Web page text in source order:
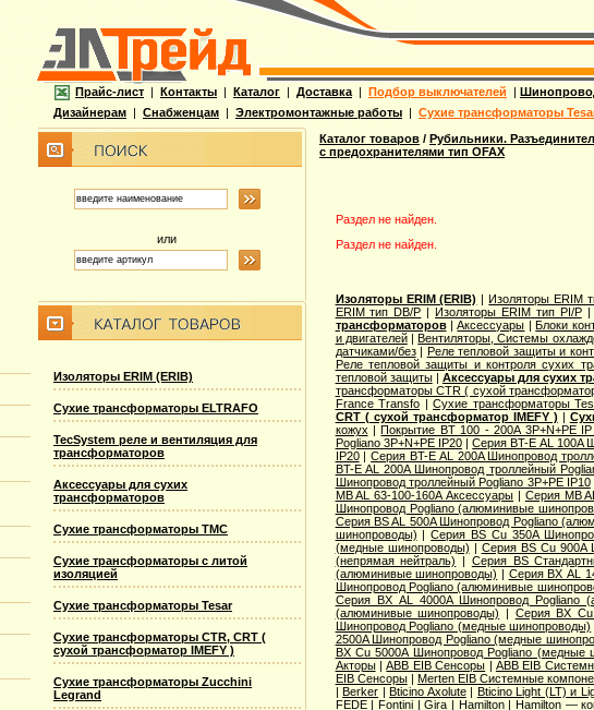
Прайс-лист | Контакты | Каталог | Доставка | Подбор выключателей |
Дизайнерам | Снабженцам | Электромонтажные работы | Сухие трансформаторы
или
Изоляторы ERIM (ERIB)
Сухие трансформаторы ELTRAFO
TecSystem реле и вентиляция для
трансформаторов
Аксессуары для сухих
трансформаторов
Сухие трансформаторы TMC
Сухие трансформаторы с литой
изоляцией
Сухие трансформаторы Tesar
Сухие трансформаторы CTR, CRT (
сухой трансформатор IMEFY )
Сухие трансформаторы Zucchini
Legrand
Каталог товаров / Рубильники.
с предохранителями тип OFAX
Раздел не найден.
Раздел не найден.
Изоляторы ERIM (ERIB) |Изоляторы ERIM
ERIM тип DB/P |Изоляторы ERIM тип PI/P|
трансформаторов|Аксессуары |Блоки
и двигателей|Вентиляторы, Системы
датчиками/без| Реле тепловой защиты и
Реле тепловой защиты и контроля сухих
тепловой защиты| Аксессуары для сухих
трансформаторы CTR ( сухой
France Transfo |Сухие трансформаторы
CRT ( сухой трансформатор IMEFY ) |
кожух |Покрытие BT 100 - 200A 3P+N+PE
Pogliano 3P+N+PE IP20|Серия BT-E AL 100A
IP20|Серия BT-E AL 200A Шинопровод
BT-E AL 200A Шинопровод троллейный
Шинопровод троллейный Pogliano 3P+PE IP10
MB AL 63-100-160A Аксессуары | Серия MB
Шинопровод Pogliano (алюминивые
Серия ВS AL 500A Шинопровод Pogliano
шинопроводы) |Серия ВS Cu 350A
(медные шинопроводы) | Серия ВS Cu 900A
(непрямая нейтраль)
| Серия ВS
(алюминивые шинопроводы) | Серия ВХ AL
Шинопровод Pogliano (алюминивые
Серия ВХ AL 4000A Шинопровод Pogliano
(алюминивые шинопроводы)
| Серия ВХ Cu
Шинопровод Pogliano (медные шинопроводы)
2500A Шинопровод Pogliano (медные
ВХ Cu 5000A Шинопровод Pogliano (медные
Акторы|ABB EIB Сенсоры | ABB EIB
EIB Сенсоры| Merten EIB Системные
|Berker |Bticino Axolute| Bticino Light (LT) и
FEDE| Fontini|Gira | Hamilton| Hamilton —